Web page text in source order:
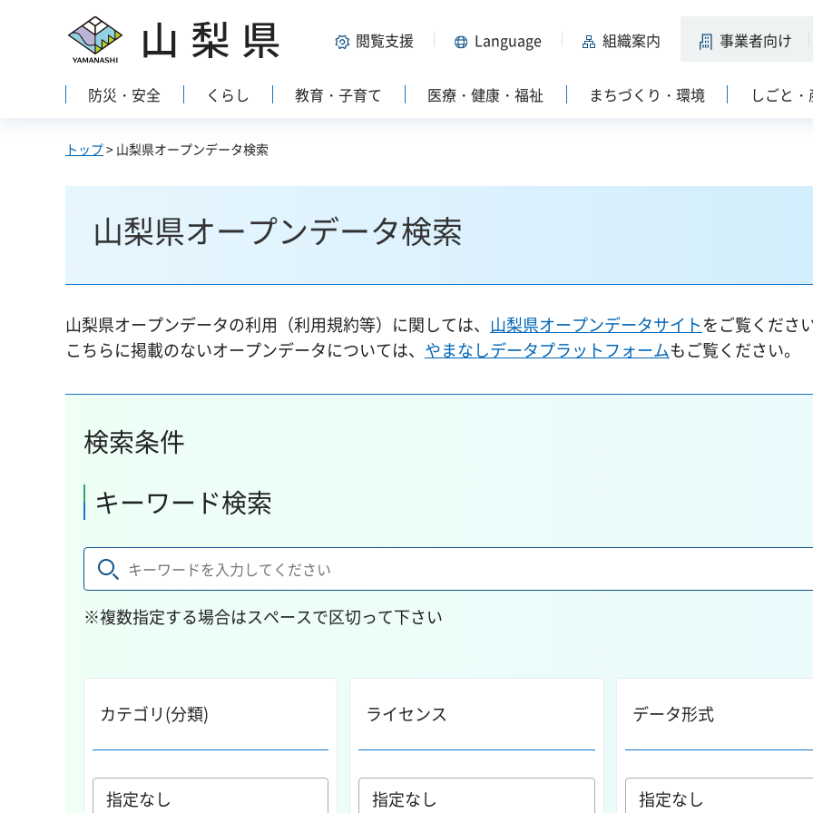
山梨県 閲覧支援 Language 組織案内 事業者向け
防災・安全 くらし 教育・子育て 医療・健康・福祉 まちづくり・環境 しごと
トップ> 山梨県オープンデータ検索
山梨県オープンデータ検索
山梨県オープンデータの利用（利用規約等）に関しては、 山梨県オープンデータサイトをご覧くださ
こちらに掲載のないオープンデータについては、 やまなしデータプラットフォームもご覧ください。
検索条件
キーワード検索
※複数指定する場合はスペースで区切って下さい
カテゴリ(分類) ライセンス データ形式